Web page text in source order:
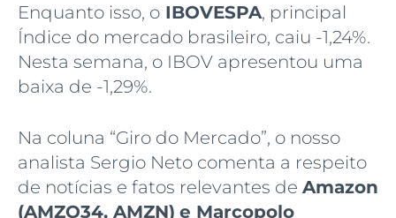
Enquanto isso, o IBOVESPA, principal
Índice do mercado brasileiro, caiu -1,24%.
Nesta semana, o IBOV apresentou uma
baixa de -1,29%.
Na coluna “Giro do Mercado”, o nosso
analista Sergio Neto comenta a respeito
de notícias e fatos relevantes de Amazon
(AMZO34, AMZN) e Marcopolo